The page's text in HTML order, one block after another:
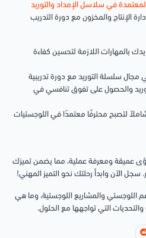
المعتمدة في سلاسل الإمداد والتوريد
الإنتاج والمخزون مع دورة التدريب
بالمهارات اللازمة لتحسين كفاءة
مجال سلسلة التوريد مع دورة تدريبية
والحصول على تفوق تنافسي في
لتصبح محترفًا معتمدًا في اللوجستيات
عميقة ومعرفة عملية، مما يضمن تميزك
سجل الآن وابدأ رحلتك نحو التميز المهني!
اللوجستي والمشاريع اللوجستية، وما هي
التي تواجهها مع الحلول.